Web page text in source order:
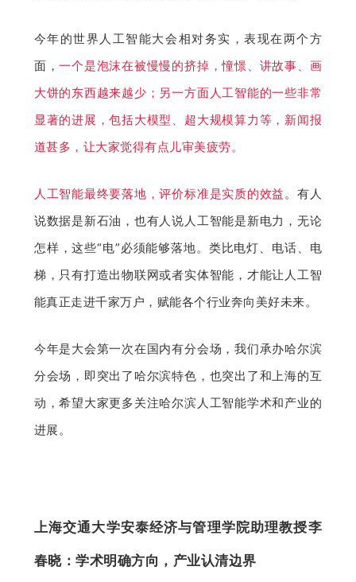
今年的世界人工智能大会相对务实，表现在两个方
面，一个是泡沫在被慢慢的挤掉，憧憬、讲故事、画
大饼的东西越来越少；另一方面人工智能的一些非常
显著的进展，包括大模型、超大规模算力等，新闻报
道甚多，让大家觉得有点儿审美疲劳。
人工智能最终要落地，评价标准是实质的效益。有人
说数据是新石油，也有人说人工智能是新电力，无论
怎样，这些“电”必须能够落地。类比电灯、电话、电
梯，只有打造出物联网或者实体智能，才能让人工智
能真正走进千家万户，赋能各个行业奔向美好未来。
今年是大会第一次在国内有分会场，我们承办哈尔滨
分会场，即突出了哈尔滨特色，也突出了和上海的互
动，希望大家更多关注哈尔滨人工智能学术和产业的
进展。
上海交通大学安泰经济与管理学院助理教授李
春晓：学术明确方向，产业认清边界